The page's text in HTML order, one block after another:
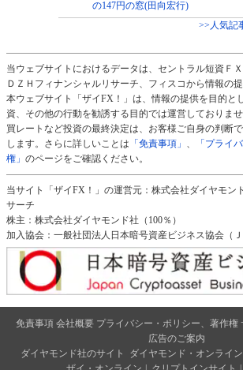
の147円の窓(田向宏行)
>>人気記
当ウェブサイトにおけるデータは、セントラル短資Ｆ
ＤＺＨフィナンシャルリサーチ、フィスコから情報の
本ウェブサイト「ザイFX！」は、情報の提供を目的と
資、その他の行動を勧誘する目的では運営しておりま
買レートなど投資の最終決定は、お客様ご自身の判断
します。さらに詳しいことは 「免責事項」 、
「プライ
権」 のページをご確認ください。
当サイト「ザイFX！」の運営元：株式会社ダイヤモン
サーチ
株主：株式会社ダイヤモンド社（100％）
加入協会：一般社団法人日本暗号資産ビジネス協会（Ｊ
免責事項 会社概要 プライバシー・ポリシー、著作権
広告のご案内
ダイヤモンド社のサイト
ダイヤモンド・オンライン